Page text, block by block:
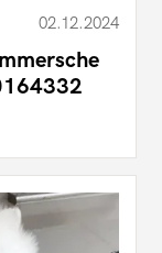
02.12.2024